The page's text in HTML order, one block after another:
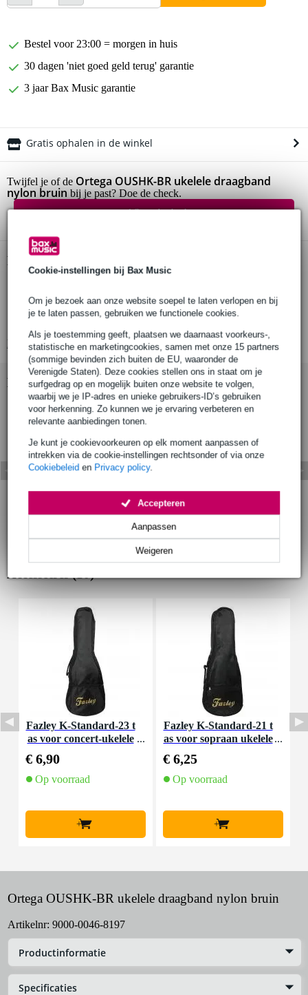
Cookie-instellingen bij Bax Music
Om je bezoek aan onze website soepel te laten verlopen en bij
je te laten passen, gebruiken we functionele cookies.
Als je toestemming geeft, plaatsen we daarnaast voorkeurs-,
statistische en marketingcookies, samen met onze 15 partners
(sommige bevinden zich buiten de EU, waaronder de
Verenigde Staten). Deze cookies stellen ons in staat om je
surfgedrag op en mogelijk buiten onze website te volgen,
waarbij we je IP-adres en unieke gebruikers-ID’s gebruiken
voor herkenning. Zo kunnen we je ervaring verbeteren en
relevante aanbiedingen tonen.
Je kunt je cookievoorkeuren op elk moment aanpassen of
intrekken via de cookie-instellingen rechtsonder of via onze
Cookiebeleid en Privacy policy.
Weigeren
Aanpassen
Accepteren
Bestel voor 23:00 = morgen in huis
30 dagen 'niet goed geld terug' garantie
3 jaar Bax Music garantie
Gratis ophalen in de winkel
Twijfel je of de Ortega OUSHK-BR ukelele draagband
nylon bruin bij je past? Doe de check.
Start de check
Productinformatie
serie: OUSHK
kleur: bruin
Bekijk alle productspecificaties
Bekijk ook eens (4)
Accessoires (10)
Fazley K-Standard-23 t
as voor concert-ukelele
€ 6,90
Op voorraad
+
Fazley K-Standard-21 t
as voor sopraan ukelele
€ 6,25
Op voorraad
+
Ortega OUSHK-BR ukelele draagband nylon bruin
Artikelnr: 9000-0046-8197
Productinformatie
Specificaties